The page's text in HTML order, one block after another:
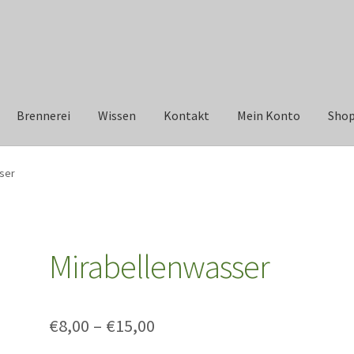
Brennerei Wissen Kontakt Mein Konto Shop
Mirabellenwasser
€8,00 – €15,00